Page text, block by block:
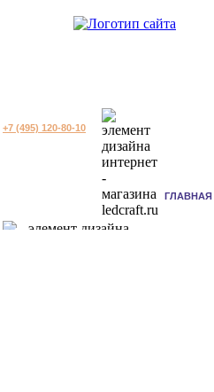
+7 (495) 120-80-10
ГЛАВНАЯ